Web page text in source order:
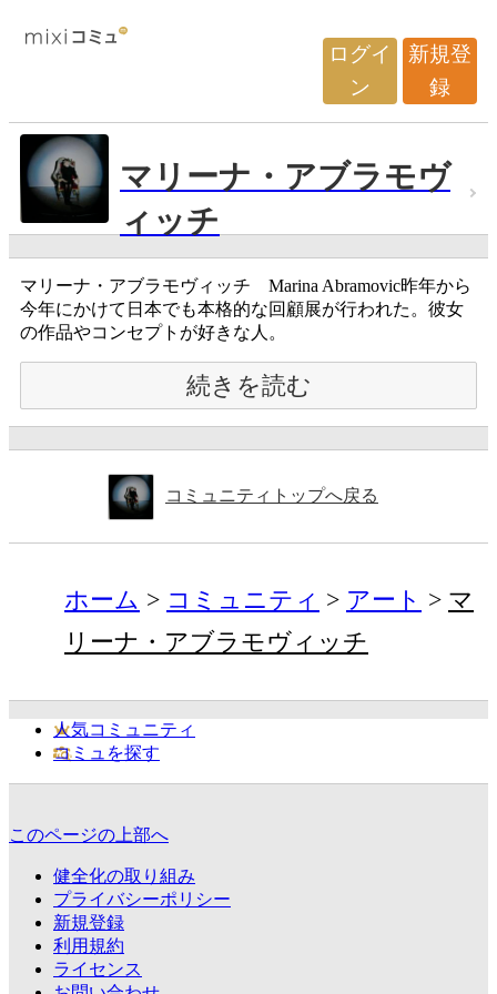
ログイ
ン
新規登
録
マリーナ・アブラモヴ
ィッチ
マリーナ・アブラモヴィッチ Marina Abramovic昨年から
今年にかけて日本でも本格的な回顧展が行われた。彼女
の作品やコンセプトが好きな人。
続きを読む
コミュニティトップへ戻る
ホーム コミュニティ アート
マ
リーナ・アブラモヴィッチ
人気コミュニティ
コミュを探す
このページの上部へ
健全化の取り組み
プライバシーポリシー
新規登録
利用規約
ライセンス